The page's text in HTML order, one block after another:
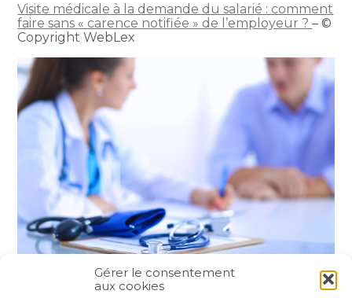
Gérer le consentement
aux cookies
Visite médicale à la demande du salarié : comment
faire sans « carence notifiée » de l’employeur ?– ©
Copyright WebLex